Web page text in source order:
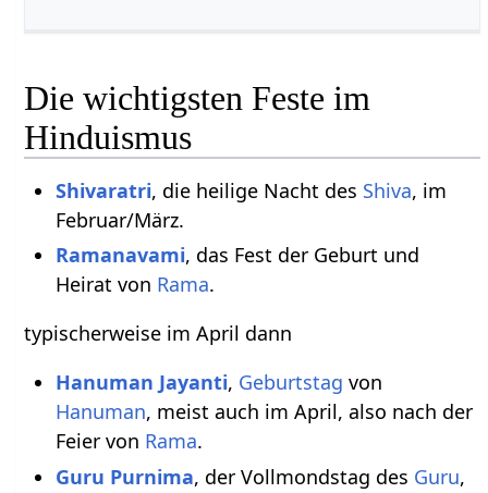
Die wichtigsten Feste im
Hinduismus
Shivaratri, die heilige Nacht des Shiva, im
Februar/März.
Ramanavami, das Fest der Geburt und
Heirat von Rama.
typischerweise im April dann
Hanuman Jayanti, Geburtstag von
Hanuman, meist auch im April, also nach der
Feier von Rama.
Guru Purnima, der Vollmondstag des Guru,